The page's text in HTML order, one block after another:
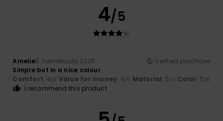
4/5
Amelie3. heinäkuuta 2026
Verified purchase
Simple but in a nice colour
Comfort: 4/5 Value for money: 4/5 Material: 5/5 Color: 5/5
I recommend this product